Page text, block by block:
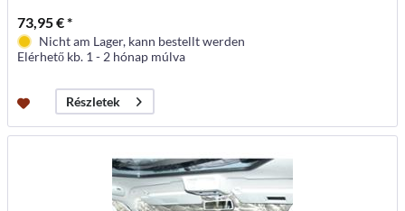
73,95 € *
Nicht am Lager, kann bestellt werden
Elérhető kb. 1 - 2 hónap múlva
Részletek